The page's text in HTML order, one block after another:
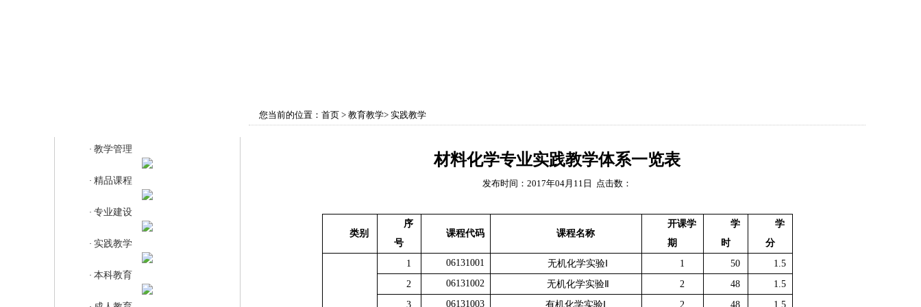
· 教学管理
· 精品课程
· 专业建设
· 实践教学
· 本科教育
您当前的位置： 首页 > 教育教学> 实践教学
材料化学专业实践教学体系一览表
发布时间：2017年04月11日 点击数：
类别
序
号
课程代码 课程名称
开课学
期
学
时
学
分
1
06131001 无机化学实验 1 50
1.5
2
06131002 无机化学实验Ⅱ 2 48
1.5
3
06131003 有机化学实验Ⅰ 2 48 1.5